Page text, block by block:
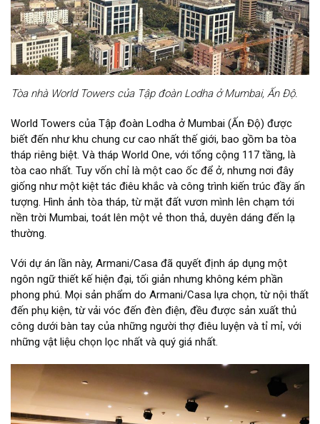
Tòa nhà World Towers của Tập đoàn Lodha ở Mumbai, Ấn Độ.
World Towers của Tập đoàn Lodha ở Mumbai (Ấn Độ) được
biết đến như khu chung cư cao nhất thế giới, bao gồm ba tòa
tháp riêng biệt. Và tháp World One, với tổng cộng 117 tầng, là
tòa cao nhất. Tuy vốn chỉ là một cao ốc để ở, nhưng nơi đây
giống như một kiệt tác điêu khắc và công trình kiến trúc đầy ấn
tượng. Hình ảnh tòa tháp, từ mặt đất vươn mình lên chạm tới
nền trời Mumbai, toát lên một vẻ thon thả, duyên dáng đến lạ
thường.
Với dự án lần này, Armani/Casa đã quyết định áp dụng một
ngôn ngữ thiết kế hiện đại, tối giản nhưng không kém phần
phong phú. Mọi sản phẩm do Armani/Casa lựa chọn, từ nội thất
đến phụ kiện, từ vải vóc đến đèn điện, đều được sản xuất thủ
công dưới bàn tay của những người thợ điêu luyện và tỉ mỉ, với
những vật liệu chọn lọc nhất và quý giá nhất.